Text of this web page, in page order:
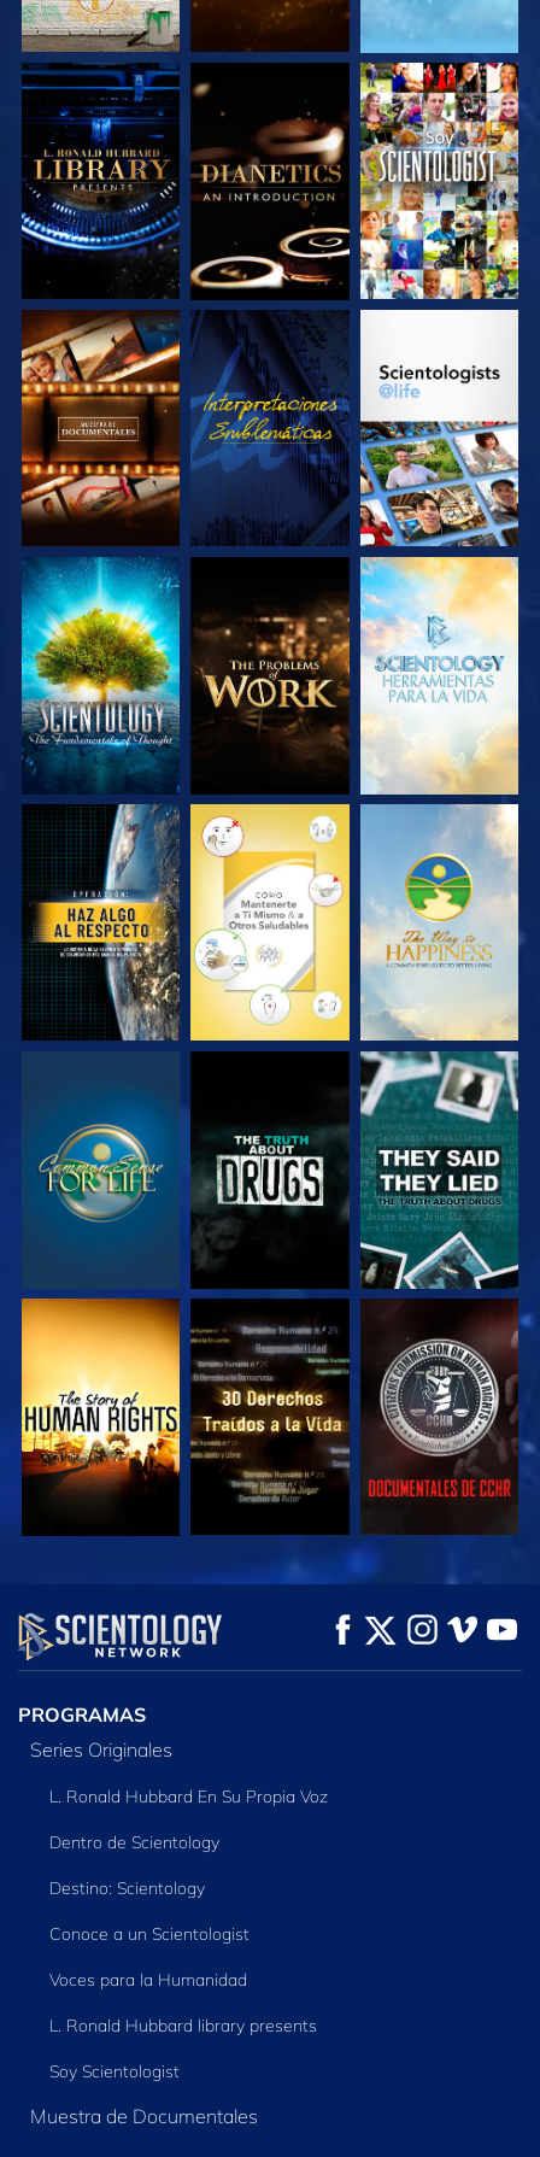
EXPLORA LAS
SERIES
EXPLORA LAS
SERIES
VE
EXPLORA LAS
SERIES
VE
EXPLORA LAS
EXPLORA LAS
SERIES
EXPLORA LAS
SERIES
EXPLORA LAS
SERIES
VE VE VE
VE VE
VE VE VE
VE
EXPLORA LAS
SERIES
PROGRAMAS
Series Originales
L. Ronald Hubbard En Su Propia Voz
Dentro de Scientology
Destino: Scientology
Conoce a un Scientologist
Voces para la Humanidad
L. Ronald Hubbard library presents
Soy Scientologist
Muestra de Documentales